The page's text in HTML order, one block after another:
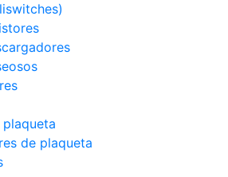
plaqueta
de plaqueta